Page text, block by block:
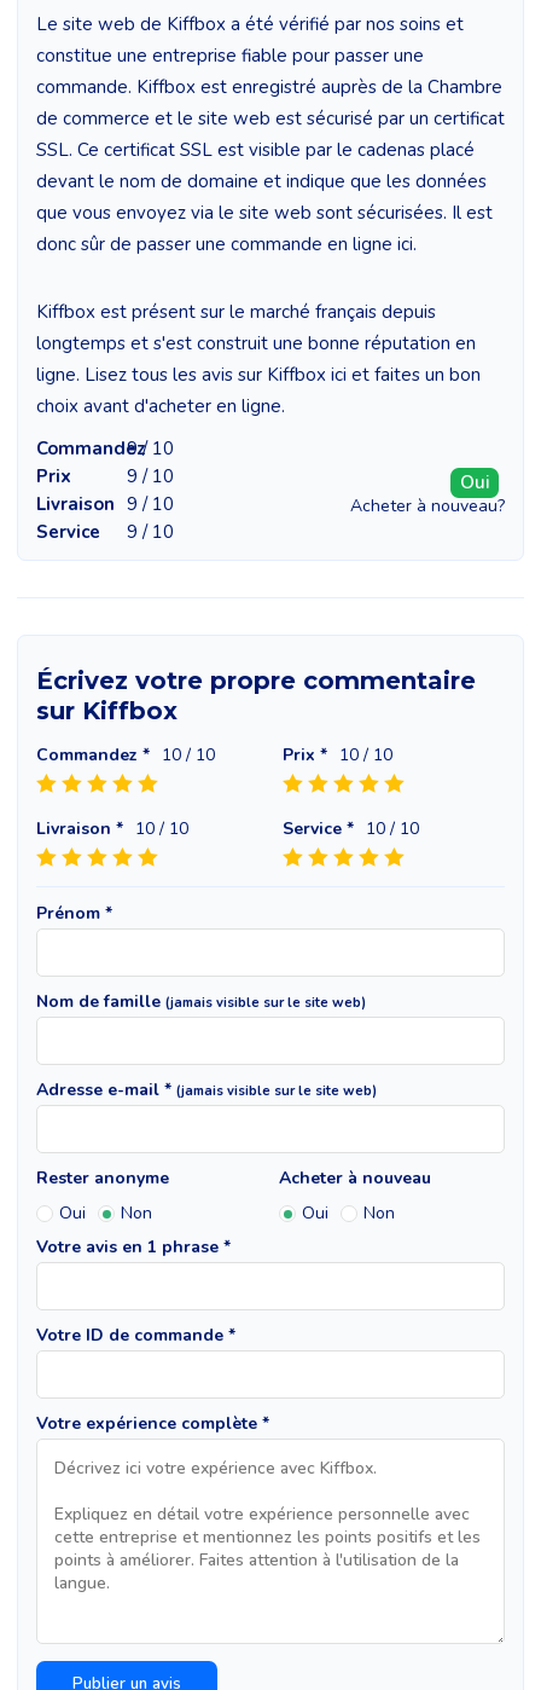
Le site web de Kiffbox a été vérifié par nos soins et
constitue une entreprise fiable pour passer une
commande. Kiffbox est enregistré auprès de la Chambre
de commerce et le site web est sécurisé par un certificat
SSL. Ce certificat SSL est visible par le cadenas placé
devant le nom de domaine et indique que les données
que vous envoyez via le site web sont sécurisées. Il est
donc sûr de passer une commande en ligne ici.
Kiffbox est présent sur le marché français depuis
longtemps et s'est construit une bonne réputation en
ligne. Lisez tous les avis sur Kiffbox ici et faites un bon
choix avant d'acheter en ligne.
Commandez9 / 10
Prix
9 / 10
Livraison 9 / 10
Service
9 / 10
Oui
Acheter à nouveau?
Écrivez votre propre commentaire
sur Kiffbox
Commandez * 10 / 10 Prix * 10 / 10
Livraison * 10 / 10 Service * 10 / 10
Prénom *
Nom de famille (jamais visible sur le site web)
Adresse e-mail * (jamais visible sur le site web)
Rester anonyme
Oui
Non
Acheter à nouveau
Oui
Non
Votre avis en 1 phrase *
Votre ID de commande *
Votre expérience complète *